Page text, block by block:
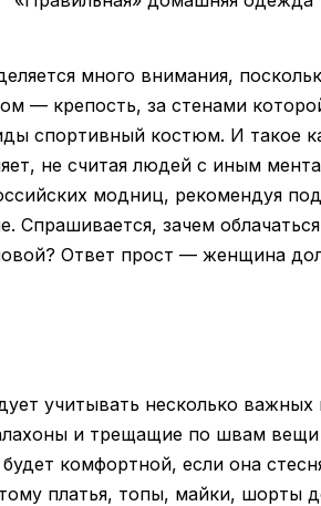
много внимания,
— крепость, за стенами
спортивный костюм. И такое
не считая людей с иным
модниц, рекомендуя
Спрашивается, зачем
Ответ прост — женщина
учитывать несколько важных
и трещащие по швам
комфортной, если она
платья, топы, майки, шорты